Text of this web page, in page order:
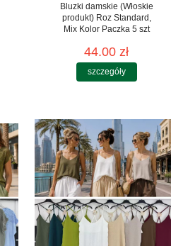
Bluzki damskie (Włoskie
produkt) Roz Standard,
Mix Kolor Paczka 5 szt
44.00 zł
szczegóły